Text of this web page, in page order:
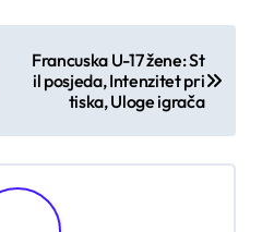
Francuska U-17 žene: St
il posjeda, Intenzitet pri
tiska, Uloge igrača